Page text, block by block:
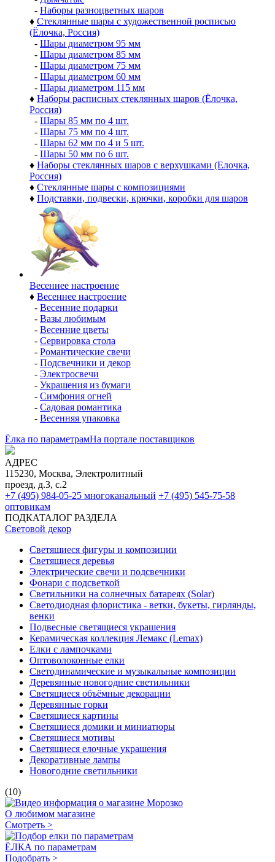
- Наборы разноцветных шаров
♦ Стеклянные шары с художественной росписью
(Ёлочка, Россия)
- Шары диаметром 95 мм
- Шары диаметром 85 мм
- Шары диаметром 75 мм
- Шары диаметром 60 мм
- Шары диаметром 115 мм
♦ Наборы расписных стеклянных шаров (Ёлочка,
Россия)
- Шары 85 мм по 4 шт.
- Шары 75 мм по 4 шт.
- Шары 62 мм по 4 и 5 шт.
- Шары 50 мм по 6 шт.
♦ Наборы стеклянных шаров с верхушками (Елочка,
Россия)
♦ Стеклянные шары с композициями
♦ Подставки, подвески, крючки, коробки для шаров
Весеннее настроение
♦ Весеннее настроение
- Весенние подарки
- Вазы любимым
- Весенние цветы
- Сервировка стола
- Романтические свечи
- Подсвечники и декор
- Электросвечи
- Украшения из бумаги
- Симфония огней
- Садовая романтика
- Весенняя упаковка
Ёлка по параметрамНа портале поставщиков
АДРЕС
115230, Москва, Электролитный
проезд, д.3, с.2
+7 (495) 984-05-25 многоканальный +7 (495) 545-75-58
оптовикам
ПОДКАТАЛОГ РАЗДЕЛА
Световой декор
Светящиеся фигуры и композиции
Светящиеся деревья
Электрические свечи и подсвечники
Фонари с подсветкой
Светильники на солнечных батареях (Solar)
Светодиодная флористика - ветки, букеты, гирлянды,
венки
Подвесные светящиеся украшения
Керамическая коллекция Лемакс (Lemax)
Елки с лампочками
Оптоволоконные елки
Светодинамические и музыкальные композиции
Деревянные новогодние светильники
Светящиеся объёмные декорации
Деревянные горки
Светящиеся картины
Светящиеся домики и миниатюры
Светящиеся мотивы
Светящиеся елочные украшения
Декоративные лампы
Новогодние светильники
(10)
О любимом магазине
Смотреть >
ЁЛКА по параметрам
Подобрать >